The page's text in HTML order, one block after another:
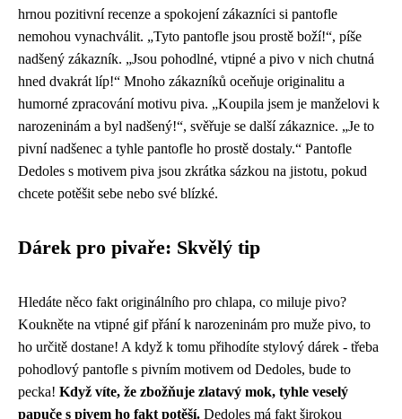
hrnou pozitivní recenze a spokojení zákazníci si pantofle
nemohou vynachválit. „Tyto pantofle jsou prostě boží!“, píše
nadšený zákazník. „Jsou pohodlné, vtipné a pivo v nich chutná
hned dvakrát líp!“ Mnoho zákazníků oceňuje originalitu a
humorné zpracování motivu piva. „Koupila jsem je manželovi k
narozeninám a byl nadšený!“, svěřuje se další zákaznice. „Je to
pivní nadšenec a tyhle pantofle ho prostě dostaly.“ Pantofle
Dedoles s motivem piva jsou zkrátka sázkou na jistotu, pokud
chcete potěšit sebe nebo své blízké.
Dárek pro pivaře: Skvělý tip
Hledáte něco fakt originálního pro chlapa, co miluje pivo?
Koukněte na vtipné gif přání k narozeninám pro muže pivo, to
ho určitě dostane! A když k tomu přihodíte stylový dárek - třeba
pohodlový pantofle s pivním motivem od Dedoles, bude to
pecka! Když víte, že zbožňuje zlatavý mok, tyhle veselý
papuče s pivem ho fakt potěší. Dedoles má fakt širokou